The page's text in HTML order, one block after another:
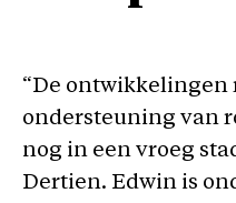
“De ontwikkelingen
ondersteuning van
nog in een vroeg
Dertien. Edwin is